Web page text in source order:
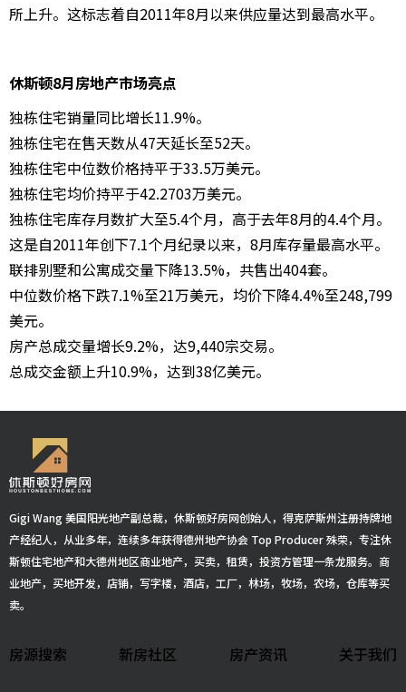
所上升。这标志着自2011年8月以来供应量达到最高水平。
休斯顿8月房地产市场亮点
独栋住宅销量同比增长11.9%。
独栋住宅在售天数从47天延长至52天。
独栋住宅中位数价格持平于33.5万美元。
独栋住宅均价持平于42.2703万美元。
独栋住宅库存月数扩大至5.4个月，高于去年8月的4.4个月。
这是自2011年创下7.1个月纪录以来，8月库存量最高水平。
联排别墅和公寓成交量下降13.5%，共售出404套。
中位数价格下跌7.1%至21万美元，均价下降4.4%至248,799
美元。
房产总成交量增长9.2%，达9,440宗交易。
总成交金额上升10.9%，达到38亿美元。
Gigi Wang 美国阳光地产副总裁，休斯顿好房网创始人，得克萨斯州注册持牌地
产经纪人，从业多年，连续多年获得德州地产协会 Top Producer 殊荣，专注休
斯顿住宅地产和大德州地区商业地产，买卖，租赁，投资方管理一条龙服务。商
业地产，买地开发，店铺，写字楼，酒店，工厂，林场，牧场，农场，仓库等买
卖。
房源搜索 新房社区 房产资讯 关于我们